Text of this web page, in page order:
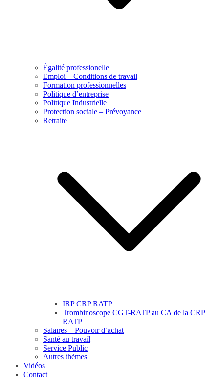
Égalité professionelle
Emploi – Conditions de travail
Formation professionnelles
Politique d’entreprise
Politique Industrielle
Protection sociale – Prévoyance
Retraite
IRP CRP RATP
Trombinoscope CGT-RATP au CA de la CRP
RATP
Salaires – Pouvoir d’achat
Santé au travail
Service Public
Autres thèmes
Vidéos
Contact